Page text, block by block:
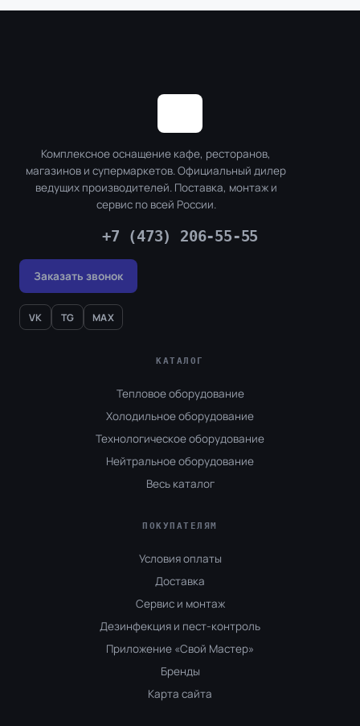
Комплексное оснащение кафе, ресторанов,
магазинов и супермаркетов. Официальный дилер
ведущих производителей. Поставка, монтаж и
сервис по всей России.
+7 (473) 206-55-55
Заказать звонок
VK TG MAX
КАТАЛОГ
Тепловое оборудование
Холодильное оборудование
Технологическое оборудование
Нейтральное оборудование
Весь каталог
ПОКУПАТЕЛЯМ
Условия оплаты
Доставка
Сервис и монтаж
Дезинфекция и пест-контроль
Приложение «Свой Мастер»
Бренды
Карта сайта